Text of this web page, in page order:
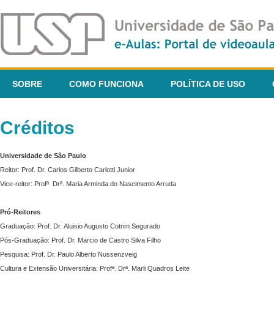
SOBRE COMO FUNCIONA POLÍTICA DE USO
Créditos
Universidade de São Paulo
Reitor: Prof. Dr. Carlos Gilberto Carlotti Junior
Vice-reitor: Profª. Drª. Maria Arminda do Nascimento Arruda
Pró-Reitores
Graduação: Prof. Dr. Aluisio Augusto Cotrim Segurado
Pós-Graduação: Prof. Dr. Marcio de Castro Silva Filho
Pesquisa: Prof. Dr. Paulo Alberto Nussenzveig
Cultura e Extensão Universitária: Profª. Drª. Marli Quadros Leite